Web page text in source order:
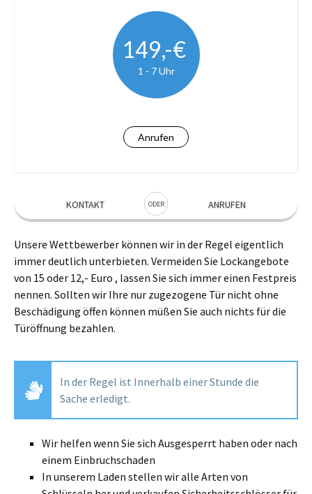
149,-€
1 - 7 Uhr
Anrufen
KONTAKT ODER ANRUFEN
Unsere Wettbewerber können wir in der Regel eigentlich
immer deutlich unterbieten. Vermeiden Sie Lockangebote
von 15 oder 12,- Euro , lassen Sie sich immer einen Festpreis
nennen. Sollten wir Ihre nur zugezogene Tür nicht ohne
Beschädigung öffen können müßen Sie auch nichts für die
Türöffnung bezahlen.
In der Regel ist Innerhalb einer Stunde die
Sache erledigt.
Wir helfen wenn Sie sich Ausgesperrt haben oder nach
einem Einbruchschaden
In unserem Laden stellen wir alle Arten von